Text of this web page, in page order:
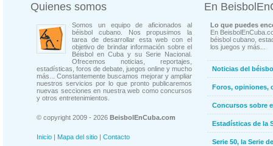
Quienes somos
Somos un equipo de aficionados al
béisbol cubano. Nos propusimos la
tarea de desarrollar esta web con el
objetivo de brindar información sobre el
Béisbol en Cuba y su Serie Nacional.
Ofrecemos noticias, reportajes,
estadísticas, foros de debate, juegos online y mucho
más... Constantemente buscamos mejorar y ampliar
nuestros servicios por lo que pronto publicaremos
nuevas secciones en nuestra web como concursos
y otros entretenimientos.
© copyright 2009 - 2026 BeisbolEnCuba.com
Inicio | Mapa del sitio | Contacto
En
Lo que puedes
En
béisbol cubano,
los juegos y más...
Noticias del
Foros, opiniones,
Concursos sobre
Estadísticas de la
Serie 50, la Serie